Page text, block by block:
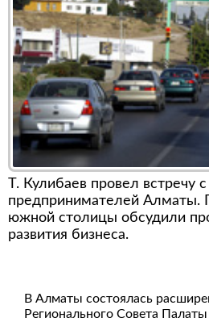
Т. Кулибаев провел встречу
предпринимателей Алматы.
южной столицы обсудили
развития бизнеса.
В Алматы состоялась
Регионального Совета